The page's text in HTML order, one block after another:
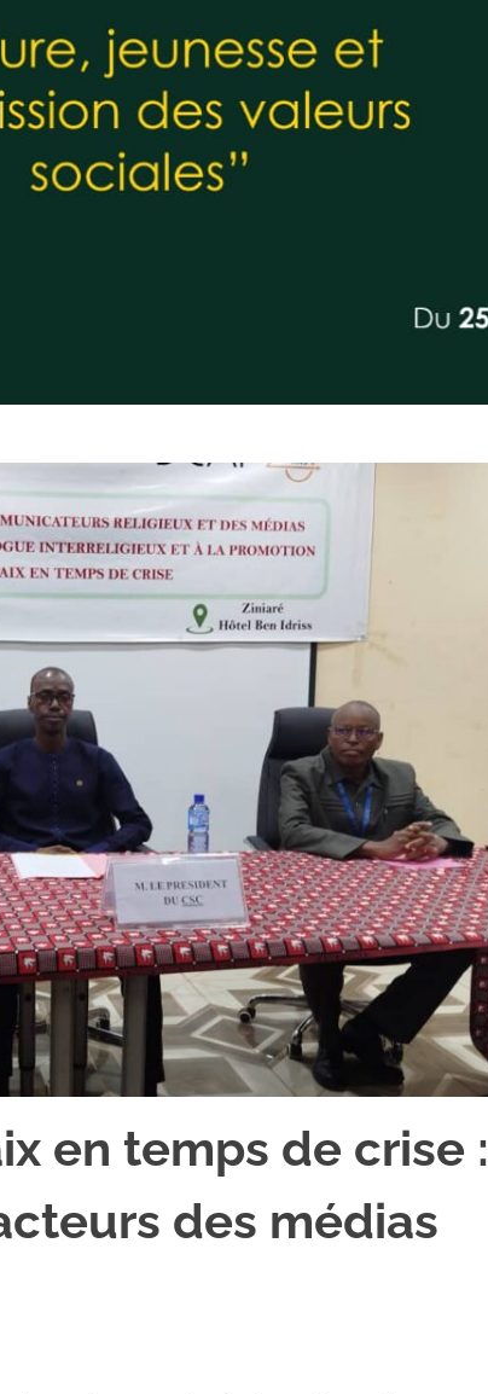
en temps de crise :
des médias